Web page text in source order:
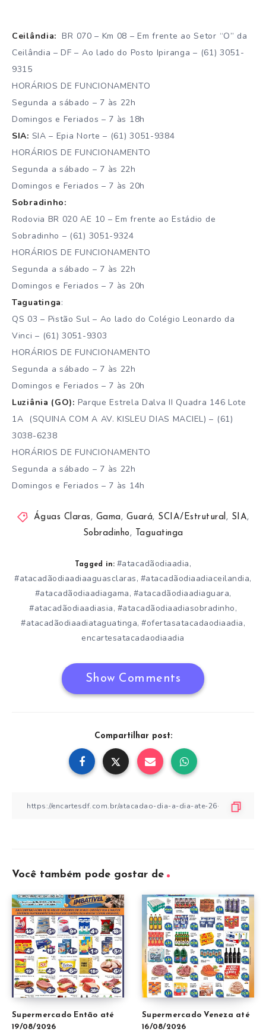
Ceilândia: BR 070 – Km 08 – Em frente ao Setor “O” da
Ceilândia – DF – Ao lado do Posto Ipiranga – (61) 3051-
9315
HORÁRIOS DE FUNCIONAMENTO
Segunda a sábado – 7 às 22h
Domingos e Feriados – 7 às 18h
SIA: SIA – Epia Norte – (61) 3051-9384
HORÁRIOS DE FUNCIONAMENTO
Segunda a sábado – 7 às 22h
Domingos e Feriados – 7 às 20h
Sobradinho:
Rodovia BR 020 AE 10 – Em frente ao Estádio de
Sobradinho – (61) 3051-9324
HORÁRIOS DE FUNCIONAMENTO
Segunda a sábado – 7 às 22h
Domingos e Feriados – 7 às 20h
Taguatinga:
QS 03 – Pistão Sul – Ao lado do Colégio Leonardo da
Vinci – (61) 3051-9303
HORÁRIOS DE FUNCIONAMENTO
Segunda a sábado – 7 às 22h
Domingos e Feriados – 7 às 20h
Luziânia (GO): Parque Estrela Dalva II Quadra 146 Lote
1A​ (SQUINA COM A AV. KISLEU DIAS MACIEL) – (61)
3038-6238
HORÁRIOS DE FUNCIONAMENTO
Segunda a sábado – 7 às 22h
Domingos e Feriados – 7 às 14h
Águas Claras, Gama, Guará, SCIA/Estrutural, SIA,
Sobradinho, Taguatinga
Tagged in: #atacadãodiaadia,
#atacadãodiaadiaaguasclaras, #atacadãodiaadiaceilandia,
#atacadãodiaadiagama, #atacadãodiaadiaguara,
#atacadãodiaadiasia, #atacadãodiaadiasobradinho,
#atacadãodiaadiataguatinga, #ofertasatacadaodiaadia,
encartesatacadaodiaadia
Show Comments
Compartilhar post:
Você também pode gostar de
Supermercado Então até
19/08/2026
Supermercado Veneza até
16/08/2026